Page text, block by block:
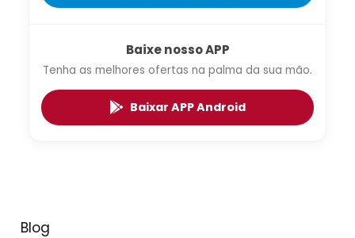
Baixe nosso APP
Tenha as melhores ofertas na palma da sua mão.
Baixar APP Android
Blog